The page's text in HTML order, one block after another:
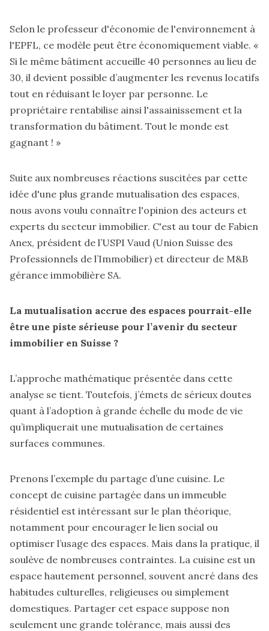
Selon le professeur d'économie de l'environnement à
l'EPFL, ce modèle peut être économiquement viable. «
Si le même bâtiment accueille 40 personnes au lieu de
30, il devient possible d’augmenter les revenus locatifs
tout en réduisant le loyer par personne. Le
propriétaire rentabilise ainsi l'assainissement et la
transformation du bâtiment. Tout le monde est
gagnant ! »
Suite aux nombreuses réactions suscitées par cette
idée d'une plus grande mutualisation des espaces,
nous avons voulu connaître l'opinion des acteurs et
experts du secteur immobilier. C'est au tour de Fabien
Anex, président de l’USPI Vaud (Union Suisse des
Professionnels de l’Immobilier) et directeur de M&B
gérance immobilière SA.
La mutualisation accrue des espaces pourrait-elle
être une piste sérieuse pour l’avenir du secteur
immobilier en Suisse ?
L’approche mathématique présentée dans cette
analyse se tient. Toutefois, j’émets de sérieux doutes
quant à l’adoption à grande échelle du mode de vie
qu’impliquerait une mutualisation de certaines
surfaces communes.
Prenons l’exemple du partage d’une cuisine. Le
concept de cuisine partagée dans un immeuble
résidentiel est intéressant sur le plan théorique,
notamment pour encourager le lien social ou
optimiser l’usage des espaces. Mais dans la pratique, il
soulève de nombreuses contraintes. La cuisine est un
espace hautement personnel, souvent ancré dans des
habitudes culturelles, religieuses ou simplement
domestiques. Partager cet espace suppose non
seulement une grande tolérance, mais aussi des